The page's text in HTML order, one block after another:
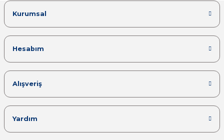
Kurumsal
Hesabım
Alışveriş
Yardım